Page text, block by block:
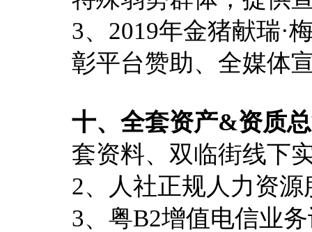
3、2019年金猪献瑞·
彰平台赞助、全媒体
十、全套资产&资质
套资料、双临街线下
2、人社正规人力资
3、粤B2增值电信业